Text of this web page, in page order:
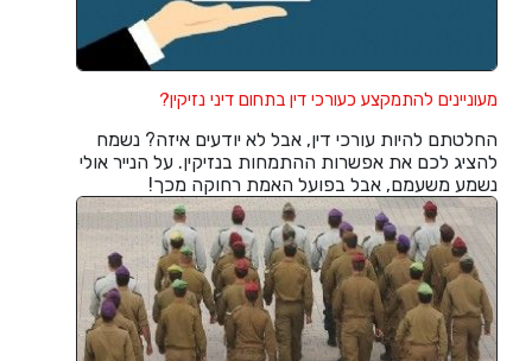
מעוניינים להתמקצע כעורכי דין בתחום דיני נזיקין?
החלטתם להיות עורכי דין, אבל לא יודעים איזה? נשמח
להציג לכם את אפשרות ההתמחות בנזיקין. על הנייר אולי
נשמע משעמם, אבל בפועל האמת רחוקה מכך!